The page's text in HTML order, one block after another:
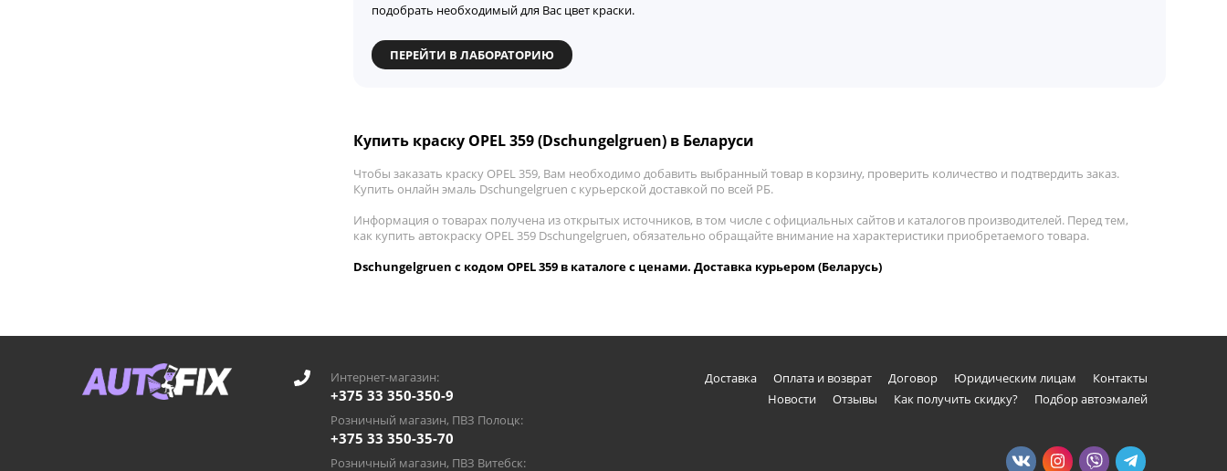
подобрать необходимый для Вас цвет краски.
ПЕРЕЙТИ В ЛАБОРАТОРИЮ
Купить краску OPEL 359 (Dschungelgruen) в Беларуси
Чтобы заказать краску OPEL 359, Вам необходимо добавить выбранный товар в корзину, проверить количество и подтвердить заказ.
Купить онлайн эмаль Dschungelgruen с курьерской доставкой по всей РБ.
Информация о товарах получена из открытых источников, в том числе с официальных сайтов и каталогов производителей. Перед тем,
как купить автокраску OPEL 359 Dschungelgruen, обязательно обращайте внимание на характеристики приобретаемого товара.
Dschungelgruen с кодом OPEL 359 в каталоге с ценами. Доставка курьером (Беларусь)
Интернет-магазин:
+375 33 350-350-9
Розничный магазин, ПВЗ Полоцк:
+375 33 350-35-70
Розничный магазин, ПВЗ Витебск:
Доставка Оплата и возврат Договор Юридическим лицам
Контакты
Новости
Отзывы Как получить скидку? Подбор автоэмалей